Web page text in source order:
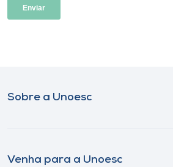
Sobre a Unoesc
Venha para a Unoesc